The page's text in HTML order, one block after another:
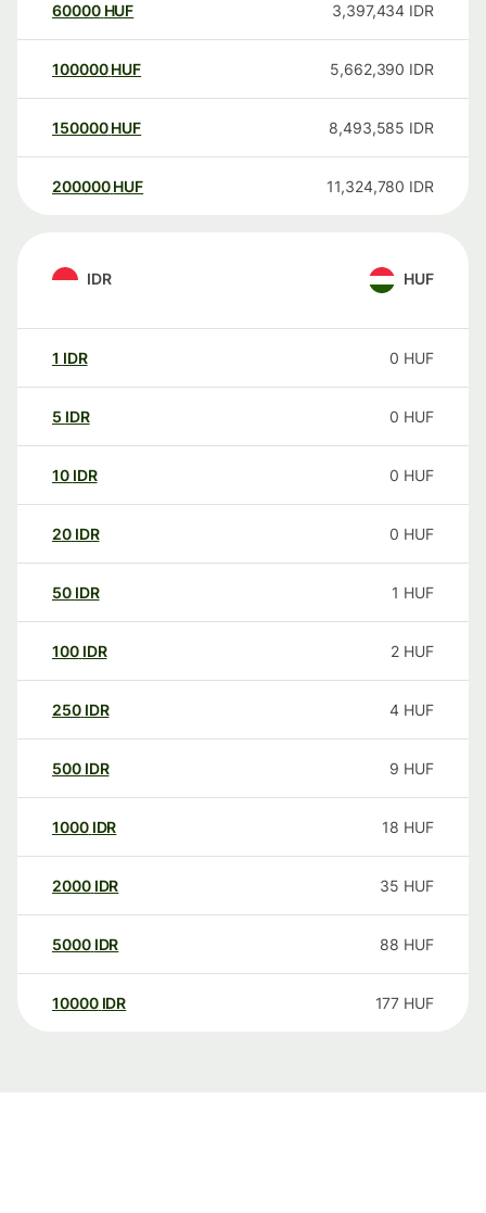
60000 HUF 3,397,434 IDR
100000 HUF 5,662,390 IDR
150000 HUF 8,493,585 IDR
200000 HUF 11,324,780 IDR
IDR HUF
1 IDR 0 HUF
5 IDR 0 HUF
10 IDR 0 HUF
20 IDR 0 HUF
50 IDR 1 HUF
100 IDR 2 HUF
250 IDR 4 HUF
500 IDR 9 HUF
1000 IDR 18 HUF
2000 IDR 35 HUF
5000 IDR 88 HUF
10000 IDR 177 HUF